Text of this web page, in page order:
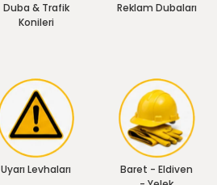
Duba & Trafik
Konileri
Reklam Dubaları
Uyarı Levhaları
Baret - Eldiven